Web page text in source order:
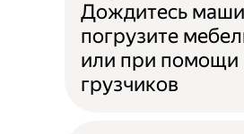
Дождитесь
погрузите
или при помощи
грузчиков